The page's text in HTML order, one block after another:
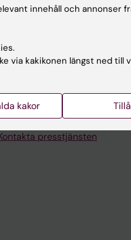
på KI
Institutet Innovation
presstjänsten
innehåll och annonser
via kakikonen längst ned till
kakor